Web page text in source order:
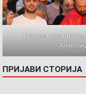
Протест против
ПРИЈАВИ СТОРИЈА